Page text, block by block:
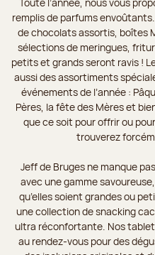
remplis de parfums
de chocolats assortis, boîtes
sélections de meringues,
petits et grands seront ravis !
aussi des assortiments
événements de l’année :
Pères, la fête des Mères et
que ce soit pour offrir ou
trouverez
Jeff de Bruges ne manque
avec une gamme
qu’elles soient grandes ou
une collection de snacking
ultra réconfortante. Nos
au rendez-vous pour des